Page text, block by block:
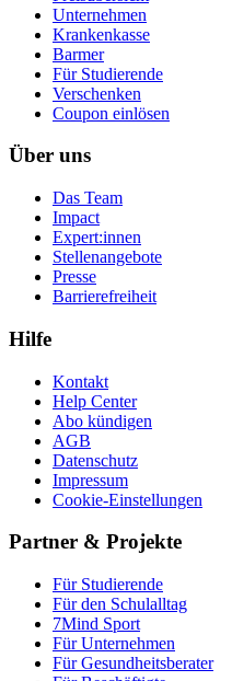
Unternehmen
Krankenkasse
Barmer
Für Studierende
Ver­schen­ken
Coupon einlösen
Über uns
Das Team
Impact
Expert:innen
Stellenangebote
Presse
Barrierefreiheit
Hilfe
Kontakt
Help Center
Abo kündigen
AGB
Datenschutz
Impressum
Cookie-Einstellungen
Partner & Projekte
Für Stu­die­rende
Für den Schulalltag
7Mind Sport
Für Unter­neh­men
Für Gesund­heits­be­ra­ter